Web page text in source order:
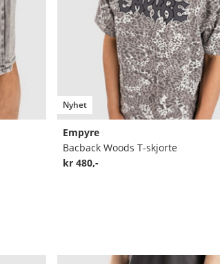
Nyhet
Empyre
Bacback Woods T-skjorte
kr 480,-